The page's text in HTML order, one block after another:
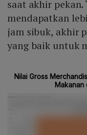
saat akhir pekan.
mendapatkan
jam sibuk, akhir
yang baik untuk